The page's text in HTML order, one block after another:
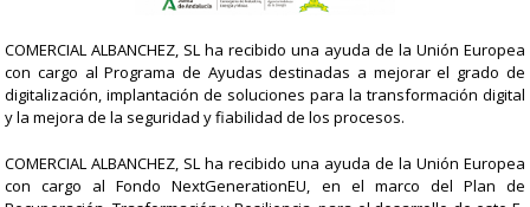
COMERCIAL ALBANCHEZ, SL ha recibido una ayuda de la Unión Europea
con cargo al Programa de Ayudas destinadas a mejorar el grado de
digitalización, implantación de soluciones para la transformación digital
y la mejora de la seguridad y fiabilidad de los procesos.
COMERCIAL ALBANCHEZ, SL ha recibido una ayuda de la Unión Europea
con cargo al Fondo NextGenerationEU, en el marco del Plan de